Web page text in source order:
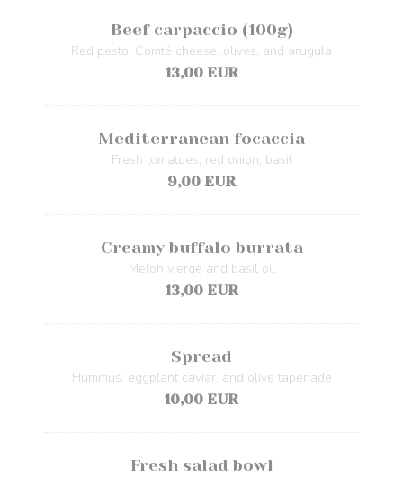
Beef carpaccio (100g)
Red pesto, Comté cheese, olives, and arugula
13,00 EUR
Mediterranean focaccia
Fresh tomatoes, red onion, basil
9,00 EUR
Creamy buffalo burrata
Melon vierge and basil oil
13,00 EUR
Spread
Hummus, eggplant caviar, and olive tapenade
10,00 EUR
Fresh salad bowl